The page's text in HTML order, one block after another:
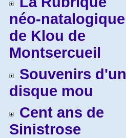
néo-natalogique
de Klou de
Montsercueil
Souvenirs d'un
disque mou
Cent ans de
Sinistrose